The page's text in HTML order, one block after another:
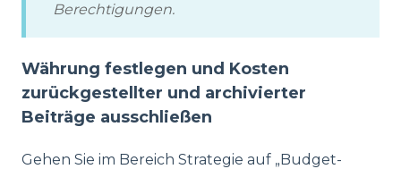
Berechtigungen.
Währung festlegen und Kosten
zurückgestellter und archivierter
Beiträge ausschließen
Gehen Sie im Bereich Strategie auf „Budget-